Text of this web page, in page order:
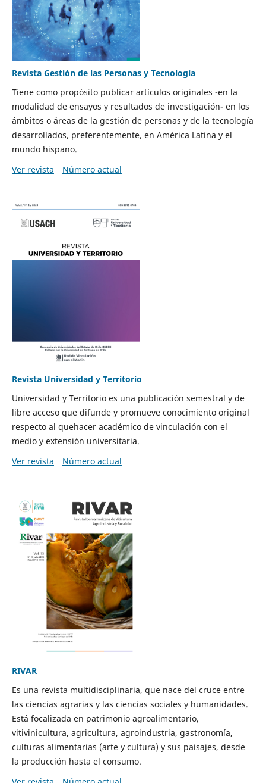
Revista Gestión de las Personas y Tecnología
Tiene como propósito publicar artículos originales -en la
modalidad de ensayos y resultados de investigación- en los
ámbitos o áreas de la gestión de personas y de la tecnología
desarrollados, preferentemente, en América Latina y el
mundo hispano.
Ver revista
Número actual
Revista Universidad y Territorio
Universidad y Territorio es una publicación semestral y de
libre acceso que difunde y promueve conocimiento original
respecto al quehacer académico de vinculación con el
medio y extensión universitaria.
Ver revista
Número actual
RIVAR
Es una revista multidisciplinaria, que nace del cruce entre
las ciencias agrarias y las ciencias sociales y humanidades.
Está focalizada en patrimonio agroalimentario,
vitivinicultura, agricultura, agroindustria, gastronomía,
culturas alimentarias (arte y cultura) y sus paisajes, desde
la producción hasta el consumo.